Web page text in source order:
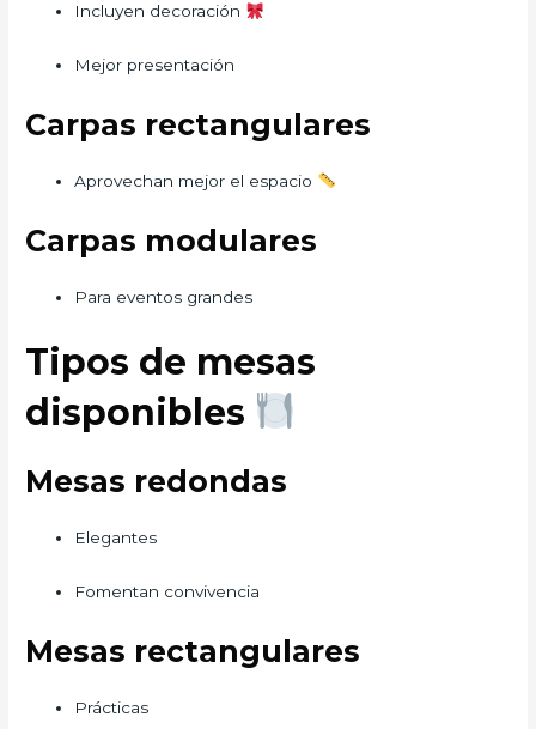
Incluyen decoración
Mejor presentación
Carpas rectangulares
Aprovechan mejor el espacio
Carpas modulares
Para eventos grandes
Tipos de mesas
disponibles
Mesas redondas
Elegantes
Fomentan convivencia
Mesas rectangulares
Prácticas